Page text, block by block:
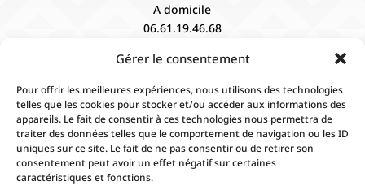
Gérer le consentement
Pour offrir les meilleures expériences, nous utilisons des technologies
telles que les cookies pour stocker et/ou accéder aux informations des
appareils. Le fait de consentir à ces technologies nous permettra de
traiter des données telles que le comportement de navigation ou les ID
uniques sur ce site. Le fait de ne pas consentir ou de retirer son
consentement peut avoir un effet négatif sur certaines
caractéristiques et fonctions.
A domicile
06.61.19.46.68
Sur rendez vous